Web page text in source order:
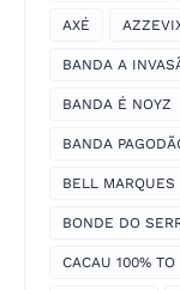
AXÉ
BANDA A
BANDA É NOYZ
BANDA
BELL MARQUES
BONDE DO
CACAU 100%